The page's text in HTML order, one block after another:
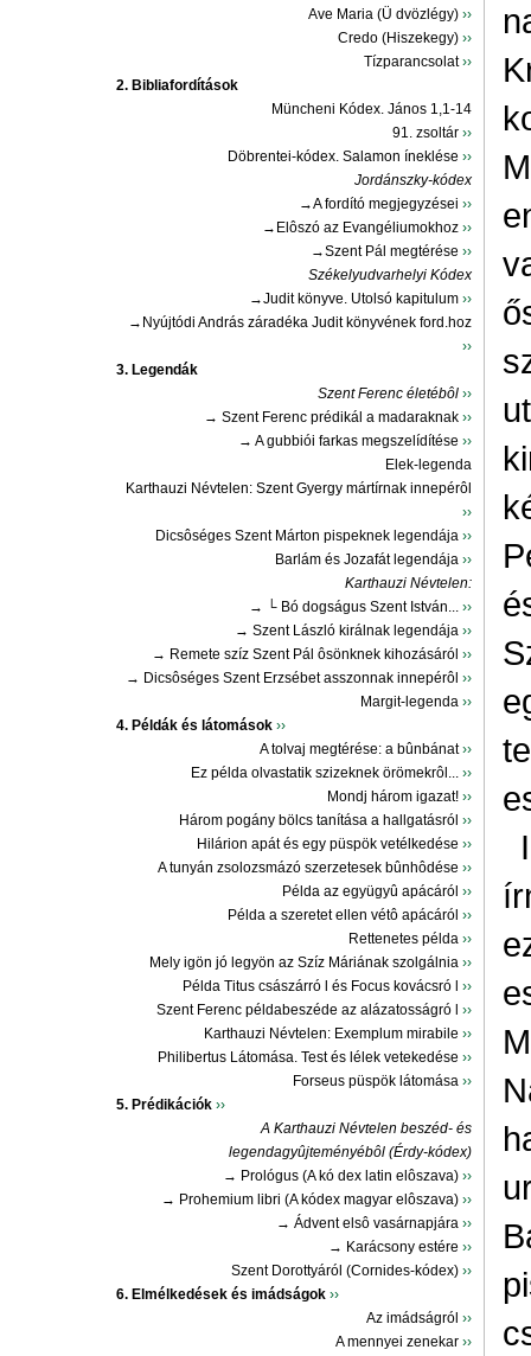
Ave Maria (Ü dvözlégy) ››
Credo (Hiszekegy) ››
Tízparancsolat››
2. Bibliafordítások
Müncheni Kódex. János 1,1-14
91. zsoltár ››
Döbrentei-kódex. Salamon íneklése ››
Jordánszky-kódex
→A fordító megjegyzései ››
→Elôszó az Evangéliumokhoz ››
→Szent Pál megtérése ››
Székelyudvarhelyi Kódex
→Judit könyve. Utolsó kapitulum ››
→Nyújtódi András záradéka Judit könyvének ford.hoz
››
3. Legendák
Szent Ferenc életébôl ››
→ Szent Ferenc prédikál a madaraknak ››
→ A gubbiói farkas megszelídítése ››
Elek-legenda
Karthauzi Névtelen: Szent Gyergy mártírnak innepérôl
››
Dicsôséges Szent Márton pispeknek legendája ››
Barlám és Jozafát legendája ››
Karthauzi Névtelen:
→ └ Bó dogságus Szent István... ››
→ Szent László királnak legendája ››
→ Remete szíz Szent Pál ôsönknek kihozásáról ››
→ Dicsôséges Szent Erzsébet asszonnak innepérôl ››
Margit-legenda ››
4. Példák és látomások ››
A tolvaj megtérése: a bûnbánat››
Ez példa olvastatik szizeknek örömekrôl... ››
Mondj három igazat! ››
Három pogány bölcs tanítása a hallgatásról ››
Hilárion apát és egy püspök vetélkedése ››
A tunyán zsolozsmázó szerzetesek bûnhôdése ››
Példa az együgyû apácáról ››
Példa a szeretet ellen vétô apácáról ››
Rettenetes példa ››
Mely igön jó legyön az Szíz Máriának szolgálnia ››
Példa Titus császárró l és Focus kovácsró l ››
Szent Ferenc példabeszéde az alázatosságró l ››
Karthauzi Névtelen: Exemplum mirabile ››
Philibertus Látomása. Test és lélek vetekedése ››
Forseus püspök látomása ››
5. Prédikációk ››
A Karthauzi Névtelen beszéd- és
legendagyûjteményébôl (Érdy-kódex)
→ Prológus (A kó dex latin elôszava) ››
→ Prohemium libri (A kódex magyar elôszava) ››
→ Ádvent elsô vasárnapjára ››
→ Karácsony estére ››
Szent Dorottyáról (Cornides-kódex) ››
6. Elmélkedések és imádságok ››
Az imádságról ››
A mennyei zenekar ››